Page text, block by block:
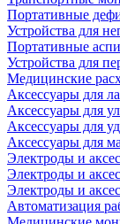
Портативные
Устройства для
Портативные
Устройства для
Медицинские
Аксессуары для
Аксессуары для
Аксессуары для
Аксессуары для
Электроды и
Электроды и
Электроды и
Автоматизация